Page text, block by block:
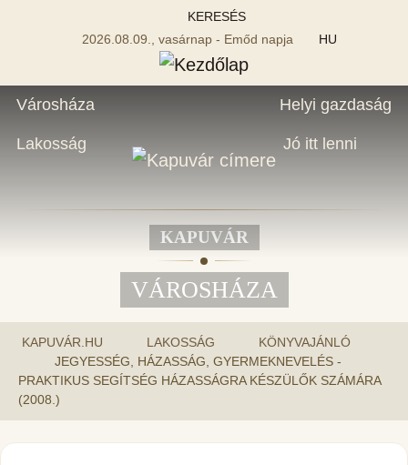
KERESÉS
2026.08.09., vasárnap - Emőd napja
HU
Városháza
Lakosság
Helyi gazdaság
Jó itt lenni
KAPUVÁR
VÁROSHÁZA
KAPUVÁR.HU LAKOSSÁG
KÖNYVAJÁNLÓ
JEGYESSÉG, HÁZASSÁG, GYERMEKNEVELÉS -
PRAKTIKUS SEGÍTSÉG HÁZASSÁGRA KÉSZÜLŐK SZÁMÁRA
(2008.)